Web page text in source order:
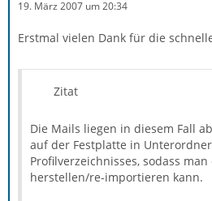
19. März 2007 um 20:34
Erstmal vielen Dank für die
Zitat
Die Mails liegen in diesem Fall
auf der Festplatte in
Profilverzeichnisses, sodass
herstellen/re-importieren kann.